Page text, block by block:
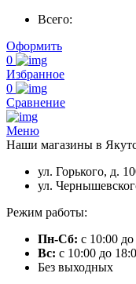
Всего:
Оформить
0
Избранное
0
Сравнение
Меню
Наши магазины в
ул. Горького, д.
ул.
Режим работы:
Пн-Сб: с 10:00
Вс: с 10:00 до
Без выходных